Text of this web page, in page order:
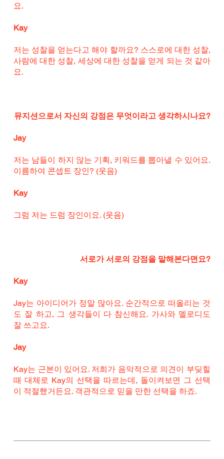
요.
Kay
저는 성찰을 얻는다고 해야 할까요? 스스로에 대한 성찰,
사람에 대한 성찰, 세상에 대한 성찰을 얻게 되는 것 같아
요.
뮤지션으로서 자신의 강점은 무엇이라고 생각하시나요?
Jay
저는 남들이 하지 않는 기획, 키워드를 뽑아낼 수 있어요.
이름하여 콘셉트 장인? (웃음)
Kay
그럼 저는 드럼 장인이요. (웃음)
서로가 서로의 강점을 말해본다면요?
Kay
Jay는 아이디어가 정말 많아요. 순간적으로 떠올리는 것
도 잘 하고, 그 생각들이 다 참신해요. 가사와 멜로디도
잘 쓰고요.
Jay
Kay는 근본이 있어요. 저희가 음악적으로 의견이 부딪힐
때 대체로 Kay의 선택을 따르는데, 돌이켜보면 그 선택
이 적절했거든요. 객관적으로 믿을 만한 선택을 하죠.